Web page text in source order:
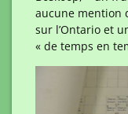
aucune mention
sur l’Ontario et
« de temps en